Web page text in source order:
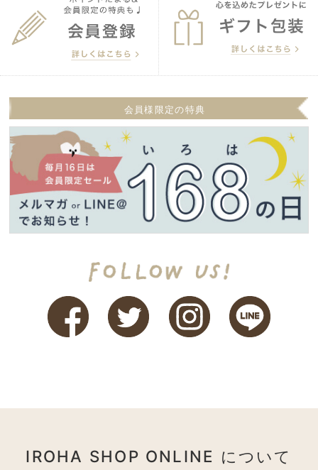
会員様限定の特典
IROHA SHOP ONLINE について